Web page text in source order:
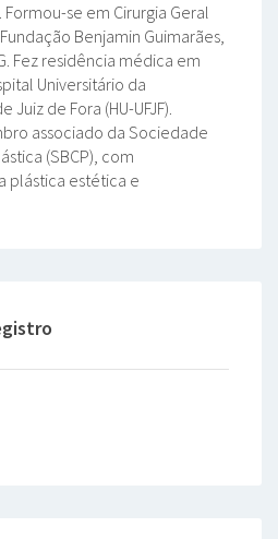
Formou-se em Cirurgia Geral
Benjamin Guimarães,
Fez residência médica em
Universitário da
de Fora (HU-UFJF).
associado da Sociedade
(SBCP), com
plástica estética e